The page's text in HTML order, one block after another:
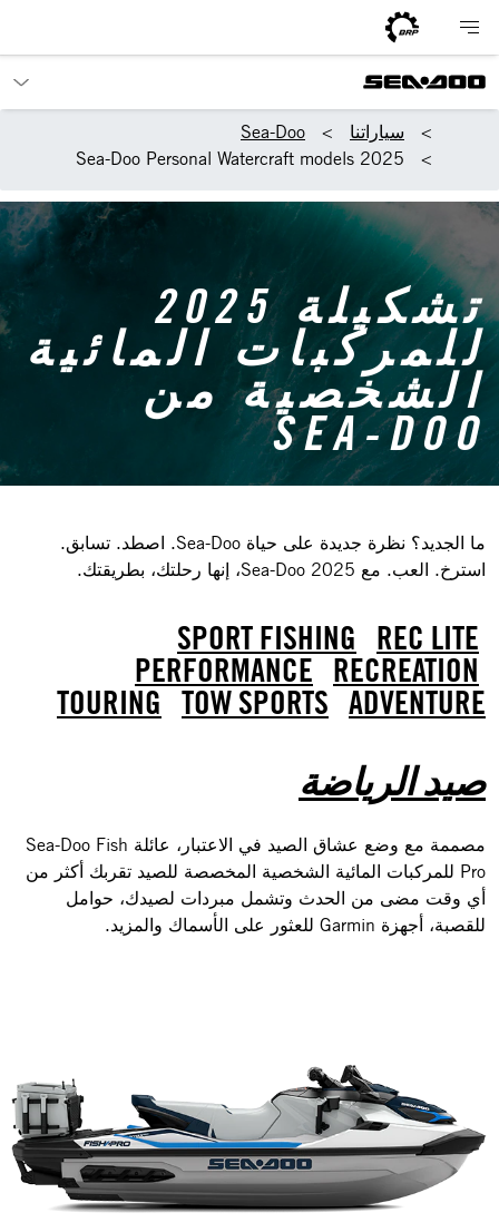
سياراتنا
Sea-Doo
2025 Sea-Doo Personal Watercraft models
تشكيلة 2025
للمركبات المائية
الشخصية من
SEA-DOO
ما الجديد؟ نظرة جديدة على حياة Sea-Doo. اصطد. تسابق.
استرخ. العب. مع Sea-Doo 2025، إنها رحلتك، بطريقتك.
SPORT FISHING REC LITE
PERFORMANCE RECREATION
TOURING TOW SPORTS ADVENTURE
صيد الرياضة
مصممة مع وضع عشاق الصيد في الاعتبار، عائلة Sea-Doo Fish
Pro للمركبات المائية الشخصية المخصصة للصيد تقربك أكثر من
أي وقت مضى من الحدث وتشمل مبردات لصيدك، حوامل
للقصبة، أجهزة Garmin للعثور على الأسماك والمزيد.